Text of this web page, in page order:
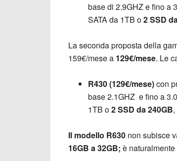
base di 2.9GHZ e fino a
SATA da 1TB o2 SSD
La seconda proposta della
159€/mese a 129€/mese. Le
R430 (129€/mese)con
base 2.1GHZ e fino a
1TB o2 SSD da 240GB
Il modello R630 non subisce
16GB a 32GB; è